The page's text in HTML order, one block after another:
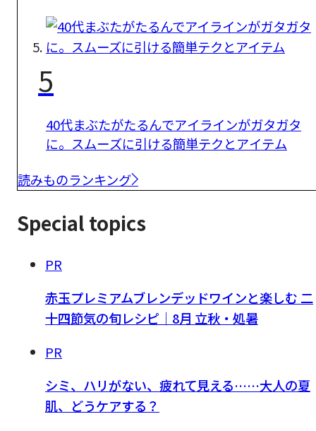
5
40代まぶたがたるんでアイラインがガタガタ
に。スムーズに引ける簡単テクとアイテム
読みものランキング
Special topics
PR
赤玉プレミアムブレンデッドワインと楽しむ 二
十四節気の旬レシピ｜8月 立秋・処暑
PR
シミ、ハリがない、疲れて見える……大人の夏
肌、どうケアする？